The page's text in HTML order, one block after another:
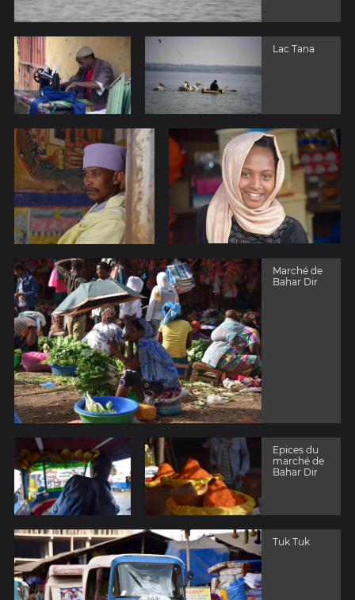
Lac Tana
Marché de
Bahar Dir
Epices du
marché de
Bahar Dir
Tuk Tuk